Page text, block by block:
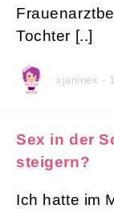
Tochter [..]
xjaninex -
Sex in der
steigern?
Ich hatte im